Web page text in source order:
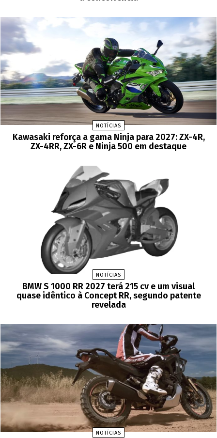
NOTÍCIAS
Kawasaki reforça a gama Ninja para 2027: ZX-4R,
ZX-4RR, ZX-6R e Ninja 500 em destaque
NOTÍCIAS
BMW S 1000 RR 2027 terá 215 cv e um visual
quase idêntico à Concept RR, segundo patente
revelada
NOTÍCIAS